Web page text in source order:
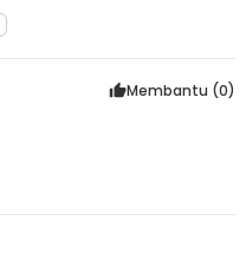
Membantu (0)